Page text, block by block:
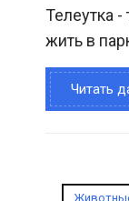
Телеутка
жить в
Читать